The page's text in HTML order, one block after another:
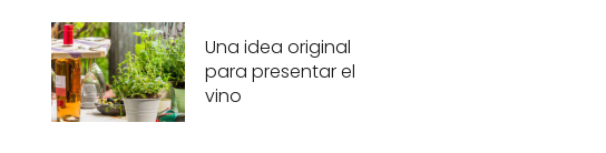
Una idea original
para presentar el
vino